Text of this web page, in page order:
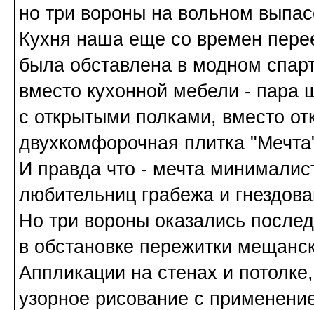
но три вороны на вольном
Кухня наша еще со времен
была обставлена в модном
вместо кухонной мебели - пара
с открытыми полками, вместо
двухкомфорочная плитка
И правда что - мечта
любительниц грабежа и
Но три вороны оказались
в обстановке пережитки
Аппликации на стенах и
узорное рисование с